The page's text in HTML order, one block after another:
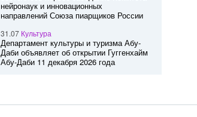
нейронаук и инновационных
направлений Союза пиарщиков России
31.07 Культура
Департамент культуры и туризма Абу-
Даби объявляет об открытии Гуггенхайм
Абу-Даби 11 декабря 2026 года